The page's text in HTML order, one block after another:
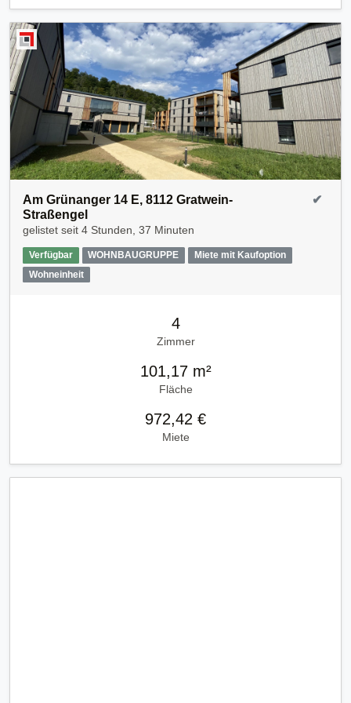
Am Grünanger 14 E, 8112 Gratwein-
Straßengel
gelistet seit 4 Stunden, 37 Minuten
Verfügbar WOHNBAUGRUPPE
Miete mit Kaufoption
Wohneinheit
✔
4
Zimmer
101,17 m²
Fläche
972,42 €
Miete